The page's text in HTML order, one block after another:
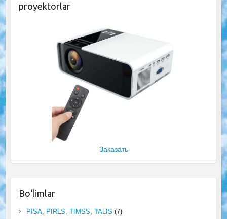
proyektorlar
Заказать
Bo‘limlar
PISA, PIRLS, TIMSS, TALIS (7)